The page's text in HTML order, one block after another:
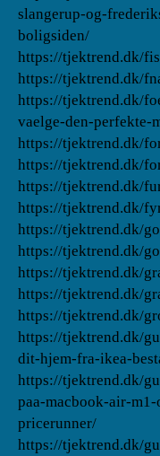
slangerup-og-
boligsiden/
https://tjektrend.dk/
https://tjektrend.dk/
https://tjektrend.dk/
vaelge-den-perfekte-
https://tjektrend.dk/
https://tjektrend.dk/
https://tjektrend.dk/
https://tjektrend.dk/
https://tjektrend.dk/
https://tjektrend.dk/
https://tjektrend.dk/
https://tjektrend.dk/
https://tjektrend.dk/
https://tjektrend.dk/
dit-hjem-fra-ikea-
https://tjektrend.dk/
paa-macbook-air-
pricerunner/
https://tjektrend.dk/